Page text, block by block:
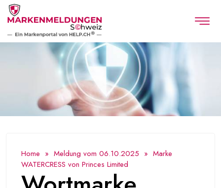
Home » Meldung vom 06.10.2025 » Marke
WATERCRESS von Princes Limited